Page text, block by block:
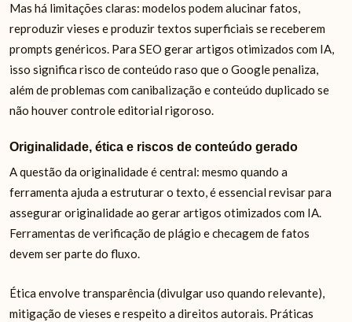
Mas há limitações claras: modelos podem alucinar fatos,
reproduzir vieses e produzir textos superficiais se receberem
prompts genéricos. Para SEO gerar artigos otimizados com IA,
isso significa risco de conteúdo raso que o Google penaliza,
além de problemas com canibalização e conteúdo duplicado se
não houver controle editorial rigoroso.
Originalidade, ética e riscos de conteúdo gerado
A questão da originalidade é central: mesmo quando a
ferramenta ajuda a estruturar o texto, é essencial revisar para
assegurar originalidade ao gerar artigos otimizados com IA.
Ferramentas de verificação de plágio e checagem de fatos
devem ser parte do fluxo.
Ética envolve transparência (divulgar uso quando relevante),
mitigação de vieses e respeito a direitos autorais. Práticas